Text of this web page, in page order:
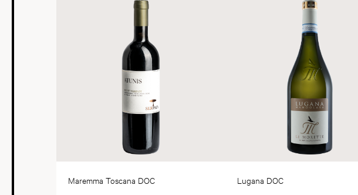
Maremma Toscana DOC Lugana DOC